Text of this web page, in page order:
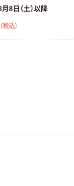
月8日（土）以降
（税込）